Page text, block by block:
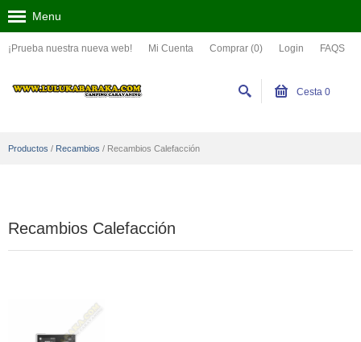
¡Prueba nuestra nueva web! Mi Cuenta Comprar (0) Login FAQS
Menu
Cesta 0
Productos / Recambios / Recambios Calefacción
Recambios Calefacción